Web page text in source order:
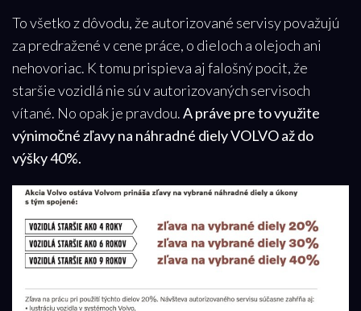
To všetko z dôvodu, že autorizované servisy považujú
za predražené v cene práce, o dieloch a olejoch ani
nehovoriac. K tomu prispieva aj falošný pocit, že
staršie vozidlá nie sú v autorizovaných servisoch
vítané. No opak je pravdou.A práve pre to využite
výnimočné zľavy na náhradné diely VOLVO až do
výšky 40%.